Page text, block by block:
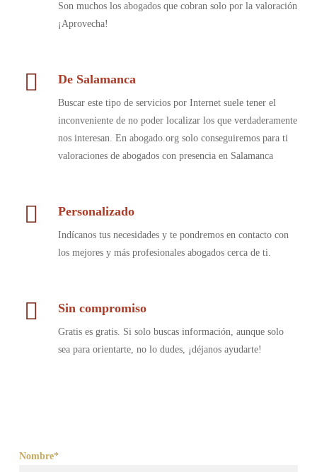
Son muchos los abogados que cobran solo por la valoración
¡Aprovecha!
De Salamanca
Buscar este tipo de servicios por Internet suele tener el
inconveniente de no poder localizar los que verdaderamente
nos interesan. En abogado.org solo conseguiremos para ti
valoraciones de abogados con presencia en Salamanca
Personalizado
Indícanos tus necesidades y te pondremos en contacto con
los mejores y más profesionales abogados cerca de ti.
Sin compromiso
Gratis es gratis. Si solo buscas información, aunque solo
sea para orientarte, no lo dudes, ¡déjanos ayudarte!
Nombre*